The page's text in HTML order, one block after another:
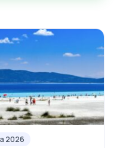
2026